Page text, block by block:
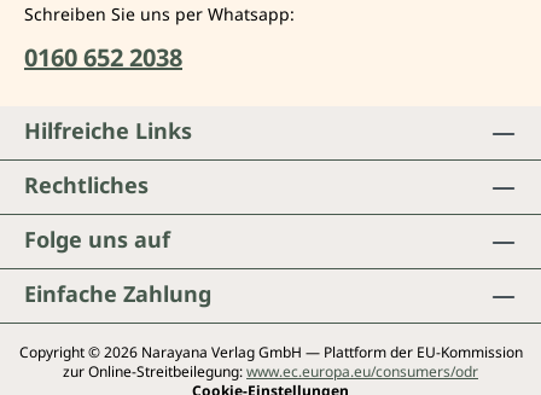
Schreiben Sie uns per Whatsapp:
0160 652 2038
Folge uns auf
Einfache Zahlung
Hilfreiche Links
Rechtliches
Copyright © 2026 Narayana Verlag GmbH — Plattform der EU-Kommission
zur Online-Streitbeilegung:www.ec.europa.eu/consumers/odr
Cookie-Einstellungen